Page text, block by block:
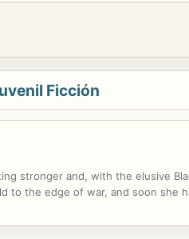
Ficción
stronger and, with the elusive
to the edge of war, and soon she